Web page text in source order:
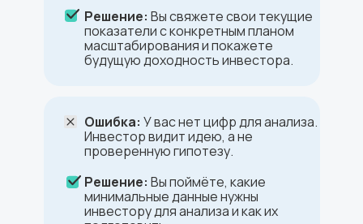
Решение: Вы поймёте, какие
минимальные данные нужны
инвестору для анализа и как их
Решение: Вы свяжете свои текущие
показатели с конкретным планом
масштабирования и покажете
будущую доходность инвестора.
Ошибка: У вас нет цифр для анализа.
Инвестор видит идею, а не
проверенную гипотезу.